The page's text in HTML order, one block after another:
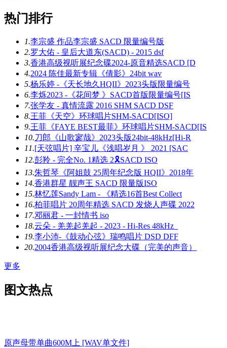
热门排行
1.李宗盛 作品李宗盛 SACD 限量编号版
2.罗大佑 - 皇后大道东(SACD) - 2015 dsf
3.香港高级视听展纪念碟2024-原音精选SACD [D
4.2024 陈佳最新专辑《倩影》24bit wav
5.杨乐婷 -《天长地久HQII》2023头版限量编号
6.李烁2023 -《花间梦 》SACD首版限量编号[IS
7.张学友 - 真情流露 2016 SHM SACD DSF
8.王菲《天空》环球唱片SHM-SACD[ISO]
9.王菲《FAYE BEST最菲》环球唱片SHM-SACD[IS
10.刀郎《山歌寥哉》2023头版24bit-48kHz[Hi-R
11.[天弦唱片] 辛宝儿《浅唱岁月 》 2021 [SAC
12.彭羚 - 完全No. 1精选 2🎗SACD ISO
13.朱哲琴《阿姐鼓 25周年纪念版 HQII》2018年
14.香港群星 靓声王 SACD 限量版ISO
15.林忆莲Sandy Lam - 《精选16首Best Collect
16.柏菲唱片 20周年精选 SACD 发烧人声碟 2022
17.邓丽君 - 一封情书 iso
18.云朵 - 羌羌起羌起 - 2023 - Hi-Res 48kHz_
19.李小沛-《鼓动心弦》瑞鸣唱片 DSD DFF
20.2004香港高级视听展纪念大碟（完美的声音）
更多
图文热点
原声母带单曲600M上 [WAV单文件]